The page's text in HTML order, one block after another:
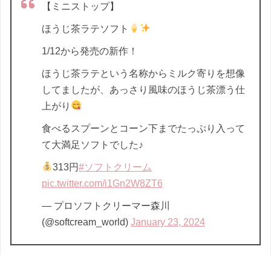
【ミニストップ】
ほうじ茶ラテソフト
1/12から発売の新作！
ほうじ茶ラテという名称からミルク寄りを想像
してましたが、あっさり風味のほうじ茶漂う仕
上がり
食べるスプーンとコーン下までたっぷり入って
て大満足ソフトでした♪
313円#ソフトクリーム
pic.twitter.com/i1Gn2W8ZT6
— プロソフトクリーマー森川
(@softcream_world) January 23, 2024